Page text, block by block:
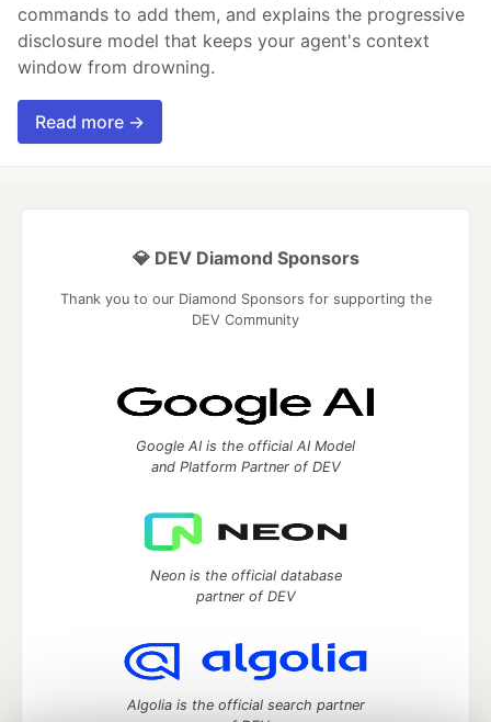
commands to add them, and explains the progressive
disclosure model that keeps your agent's context
window from drowning.
Read more →
💎 DEV Diamond Sponsors
Thank you to our Diamond Sponsors for supporting the
DEV Community
Google AI is the official AI Model
and Platform Partner of DEV
Neon is the official database
partner of DEV
Algolia is the official search partner